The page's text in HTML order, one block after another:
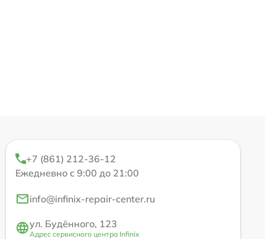
+7 (861) 212-36-12
Ежедневно с 9:00 до 21:00
info@infinix-repair-center.ru
ул. Будённого, 123
Адрес сервисного центра Infinix